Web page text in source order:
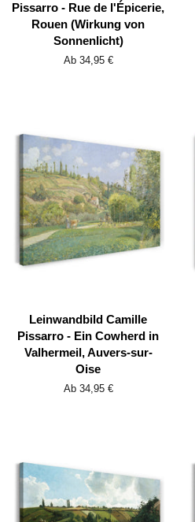
Pissarro - Rue de l'Épicerie,
Rouen (Wirkung von
Sonnenlicht)
Ab 34,95 €
Leinwandbild Camille
Pissarro - Ein Cowherd in
Valhermeil, Auvers-sur-
Oise
Ab 34,95 €